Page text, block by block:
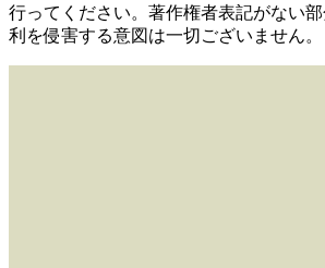
行ってください。著作権者表記がない
利を侵害する意図は一切ございません。